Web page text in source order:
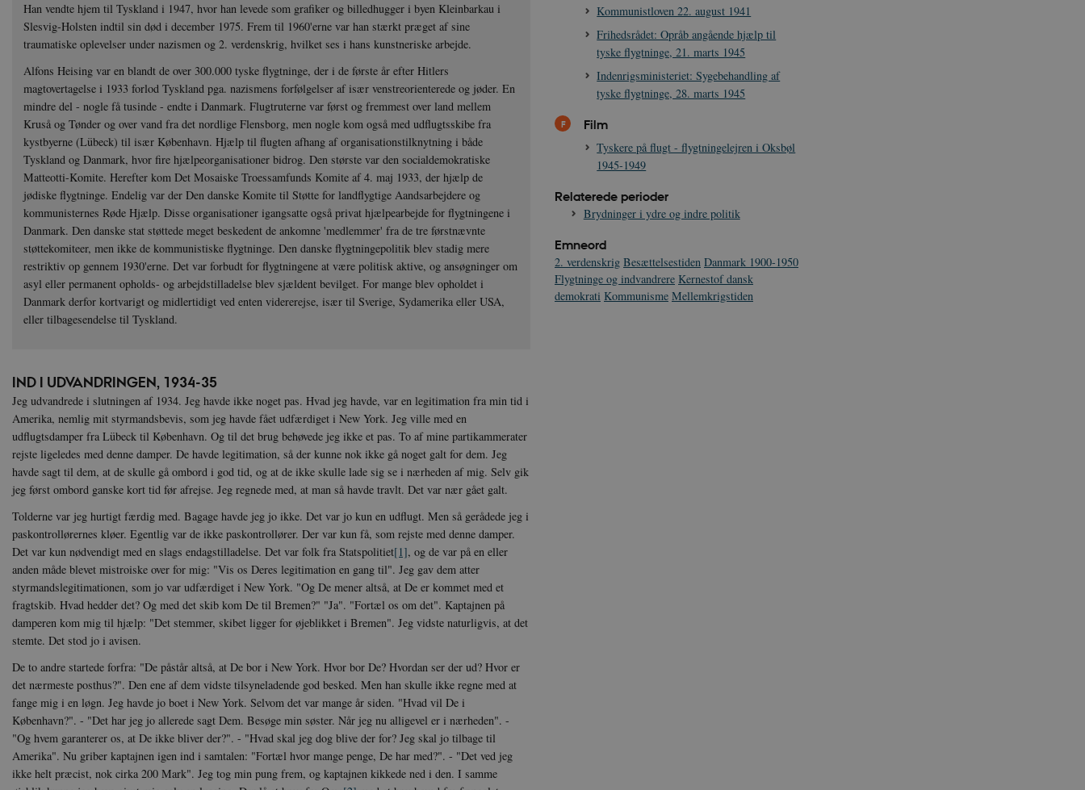
Han vendte hjem til Tyskland i 1947, hvor han levede som grafiker og billedhugger i byen Kleinbarkau i
Slesvig-Holsten indtil sin død i december 1975. Frem til 1960'erne var han stærkt præget af sine
traumatiske oplevelser under nazismen og 2. verdenskrig, hvilket ses i hans kunstneriske arbejde.
Alfons Heising var en blandt de over 300.000 tyske flygtninge, der i de første år efter Hitlers
magtovertagelse i 1933 forlod Tyskland pga. nazismens forfølgelser af især venstreorienterede og jøder. En
mindre del - nogle få tusinde - endte i Danmark. Flugtruterne var først og fremmest over land mellem
Kruså og Tønder og over vand fra det nordlige Flensborg, men nogle kom også med udflugtsskibe fra
kystbyerne (Lübeck) til især København. Hjælp til flugten afhang af organisationstilknytning i både
Tyskland og Danmark, hvor fire hjælpeorganisationer bidrog. Den største var den socialdemokratiske
Matteotti-Komite. Herefter kom Det Mosaiske Troessamfunds Komite af 4. maj 1933, der hjælp de
jødiske flygtninge. Endelig var der Den danske Komite til Støtte for landflygtige Aandsarbejdere og
kommunisternes Røde Hjælp. Disse organisationer igangsatte også privat hjælpearbejde for flygtningene i
Danmark. Den danske stat støttede meget beskedent de ankomne 'medlemmer' fra de tre førstnævnte
støttekomiteer, men ikke de kommunistiske flygtninge. Den danske flygtningepolitik blev stadig mere
restriktiv op gennem 1930'erne. Det var forbudt for flygtningene at være politisk aktive, og ansøgninger om
asyl eller permanent opholds- og arbejdstilladelse blev sjældent bevilget. For mange blev opholdet i
Danmark derfor kortvarigt og midlertidigt ved enten vidererejse, især til Sverige, Sydamerika eller USA,
eller tilbagesendelse til Tyskland.
IND I UDVANDRINGEN, 1934-35
Jeg udvandrede i slutningen af 1934. Jeg havde ikke noget pas. Hvad jeg havde, var en legitimation fra min tid i
Amerika, nemlig mit styrmandsbevis, som jeg havde fået udfærdiget i New York. Jeg ville med en
udflugtsdamper fra Lübeck til København. Og til det brug behøvede jeg ikke et pas. To af mine partikammerater
rejste ligeledes med denne damper. De havde legitimation, så der kunne nok ikke gå noget galt for dem. Jeg
havde sagt til dem, at de skulle gå ombord i god tid, og at de ikke skulle lade sig se i nærheden af mig. Selv gik
jeg først ombord ganske kort tid før afrejse. Jeg regnede med, at man så havde travlt. Det var nær gået galt.
Tolderne var jeg hurtigt færdig med. Bagage havde jeg jo ikke. Det var jo kun en udflugt. Men så gerådede jeg i
paskontrollørernes kløer. Egentlig var de ikke paskontrollører. Der var kun få, som rejste med denne damper.
Det var kun nødvendigt med en slags endagstilladelse. Det var folk fra Statspolitiet[1], og de var på en eller
anden måde blevet mistroiske over for mig: "Vis os Deres legitimation en gang til". Jeg gav dem atter
styrmandslegitimationen, som jo var udfærdiget i New York. "Og De mener altså, at De er kommet med et
fragtskib. Hvad hedder det? Og med det skib kom De til Bremen?" "Ja". "Fortæl os om det". Kaptajnen på
damperen kom mig til hjælp: "Det stemmer, skibet ligger for øjeblikket i Bremen". Jeg vidste naturligvis, at det
stemte. Det stod jo i avisen.
De to andre startede forfra: "De påstår altså, at De bor i New York. Hvor bor De? Hvordan ser der ud? Hvor er
det nærmeste posthus?". Den ene af dem vidste tilsyneladende god besked. Men han skulle ikke regne med at
fange mig i en løgn. Jeg havde jo boet i New York. Selvom det var mange år siden. "Hvad vil De i
København?". - "Det har jeg jo allerede sagt Dem. Besøge min søster. Når jeg nu alligevel er i nærheden". -
"Og hvem garanterer os, at De ikke bliver der?". - "Hvad skal jeg dog blive der for? Jeg skal jo tilbage til
Amerika". Nu griber kaptajnen igen ind i samtalen: "Fortæl hvor mange penge, De har med?". - "Det ved jeg
ikke helt præcist, nok cirka 200 Mark". Jeg tog min pung frem, og kaptajnen kikkede ned i den. I samme
Kommunistloven 22. august 1941
Frihedsrådet: Opråb angående hjælp til
tyske flygtninge, 21. marts 1945
Indenrigsministeriet: Sygebehandling af
tyske flygtninge, 28. marts 1945
Film
Tyskere på flugt - flygtningelejren i Oksbøl
1945-1949
Relaterede perioder
Brydninger i ydre og indre politik
Emneord
2. verdenskrig Besættelsestiden Danmark 1900-1950
Flygtninge og indvandrere Kernestof dansk
demokrati Kommunisme Mellemkrigstiden